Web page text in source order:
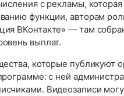
с рекламы,
функции, авторам
ВКонтакте» — там
выплат.
которые публикуют
с ней
Видеозаписи